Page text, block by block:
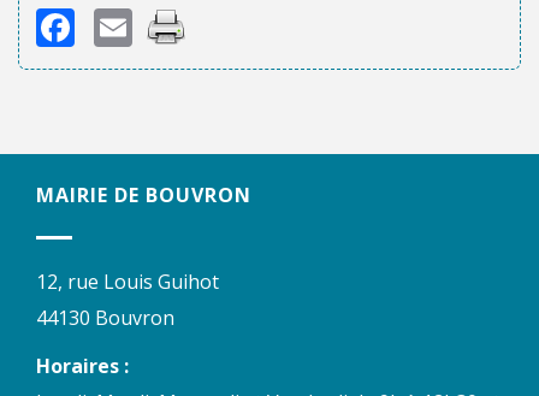
Facebook
Email
MAIRIE DE BOUVRON
12, rue Louis Guihot
44130 Bouvron
Horaires :